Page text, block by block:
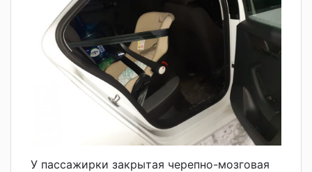
У пассажирки закрытая черепно-мозговая